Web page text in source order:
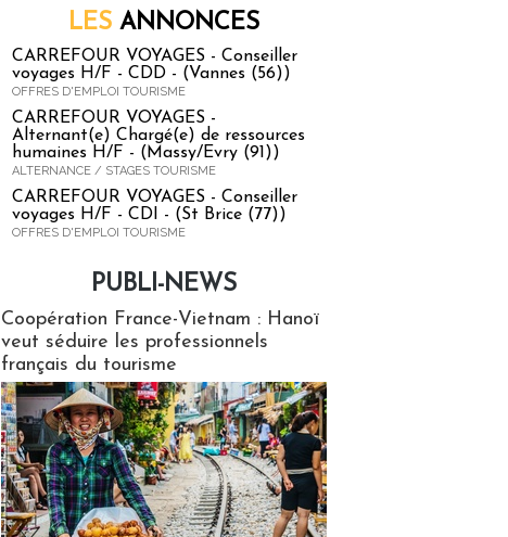
LES ANNONCES
CARREFOUR VOYAGES - Conseiller
voyages H/F - CDD - (Vannes (56))
OFFRES D'EMPLOI TOURISME
CARREFOUR VOYAGES -
Alternant(e) Chargé(e) de ressources
humaines H/F - (Massy/Evry (91))
ALTERNANCE / STAGES TOURISME
CARREFOUR VOYAGES - Conseiller
voyages H/F - CDI - (St Brice (77))
OFFRES D'EMPLOI TOURISME
PUBLI-NEWS
Coopération France-Vietnam : Hanoï
veut séduire les professionnels
français du tourisme